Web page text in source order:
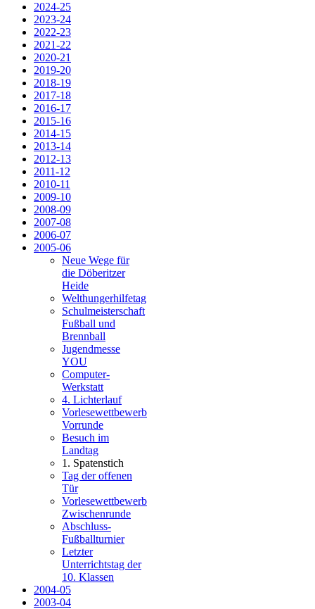
2024-25
2023-24
2022-23
2021-22
2020-21
2019-20
2018-19
2017-18
2016-17
2015-16
2014-15
2013-14
2012-13
2011-12
2010-11
2009-10
2008-09
2007-08
2006-07
2005-06
Neue Wege für
die Döberitzer
Heide
Welthungerhilfetag
Schulmeisterschaft
Fußball und
Brennball
Jugendmesse
YOU
Computer-
Werkstatt
4. Lichterlauf
Vorlesewettbewerb
Vorrunde
Besuch im
Landtag
1. Spatenstich
Tag der offenen
Tür
Vorlesewettbewerb
Zwischenrunde
Abschluss-
Fußballturnier
Letzter
Unterrichtstag der
10. Klassen
2004-05
2003-04